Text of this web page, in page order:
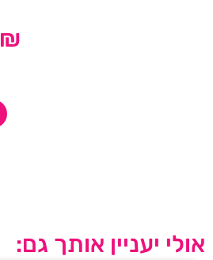
₪
אולי יעניין אותך גם: